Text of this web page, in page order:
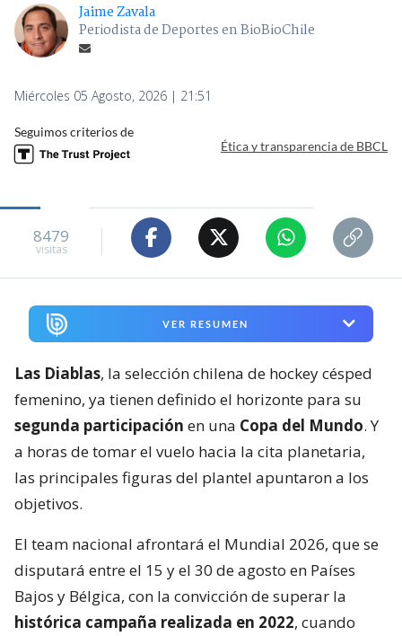
Jaime Zavala
Periodista de Deportes en BioBioChile
Miércoles 05 Agosto, 2026 | 21:51
Seguimos criterios de
Ética y transparencia de BBCL
8479
visitas
VER RESUMEN
Las Diablas, la selección chilena de hockey césped
femenino, ya tienen definido el horizonte para su
segunda participación en una Copa del Mundo. Y
a horas de tomar el vuelo hacia la cita planetaria,
las principales figuras del plantel apuntaron a los
objetivos.
El team nacional afrontará el Mundial 2026, que se
disputará entre el 15 y el 30 de agosto en Países
Bajos y Bélgica, con la convicción de superar la
histórica campaña realizada en 2022, cuando